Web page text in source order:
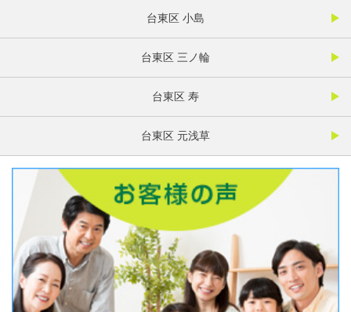
台東区 小島
台東区 三ノ輪
台東区 寿
台東区 元浅草